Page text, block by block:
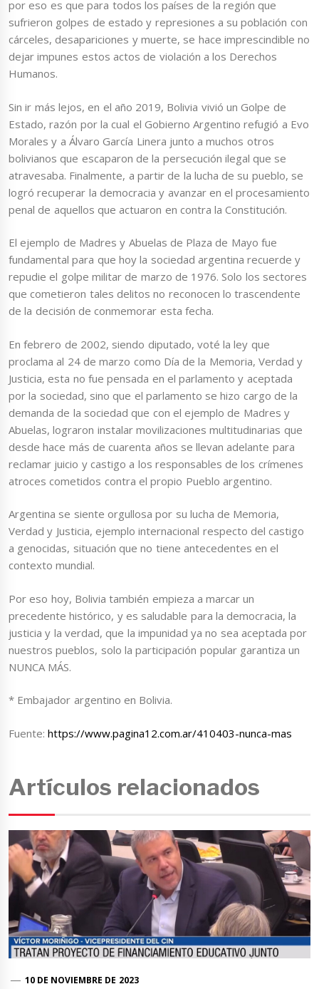
por eso es que para todos los países de la región que
sufrieron golpes de estado y represiones a su población con
cárceles, desapariciones y muerte, se hace imprescindible no
dejar impunes estos actos de violación a los Derechos
Humanos.
Sin ir más lejos, en el año 2019, Bolivia vivió un Golpe de
Estado, razón por la cual el Gobierno Argentino refugió a Evo
Morales y a Álvaro García Linera junto a muchos otros
bolivianos que escaparon de la persecución ilegal que se
atravesaba. Finalmente, a partir de la lucha de su pueblo, se
logró recuperar la democracia y avanzar en el procesamiento
penal de aquellos que actuaron en contra la Constitución.
El ejemplo de Madres y Abuelas de Plaza de Mayo fue
fundamental para que hoy la sociedad argentina recuerde y
repudie el golpe militar de marzo de 1976. Solo los sectores
que cometieron tales delitos no reconocen lo trascendente
de la decisión de conmemorar esta fecha.
En febrero de 2002, siendo diputado, voté la ley que
proclama al 24 de marzo como Día de la Memoria, Verdad y
Justicia, esta no fue pensada en el parlamento y aceptada
por la sociedad, sino que el parlamento se hizo cargo de la
demanda de la sociedad que con el ejemplo de Madres y
Abuelas, lograron instalar movilizaciones multitudinarias que
desde hace más de cuarenta años se llevan adelante para
reclamar juicio y castigo a los responsables de los crímenes
atroces cometidos contra el propio Pueblo argentino.
Argentina se siente orgullosa por su lucha de Memoria,
Verdad y Justicia, ejemplo internacional respecto del castigo
a genocidas, situación que no tiene antecedentes en el
contexto mundial.
Por eso hoy, Bolivia también empieza a marcar un
precedente histórico, y es saludable para la democracia, la
justicia y la verdad, que la impunidad ya no sea aceptada por
nuestros pueblos, solo la participación popular garantiza un
NUNCA MÁS.
* Embajador argentino en Bolivia.
Fuente:https://www.pagina12.com.ar/410403-nunca-mas
Artículos relacionados
10 DE NOVIEMBRE DE 2023